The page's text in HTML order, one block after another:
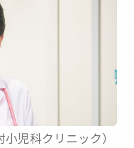
児科クリニック）